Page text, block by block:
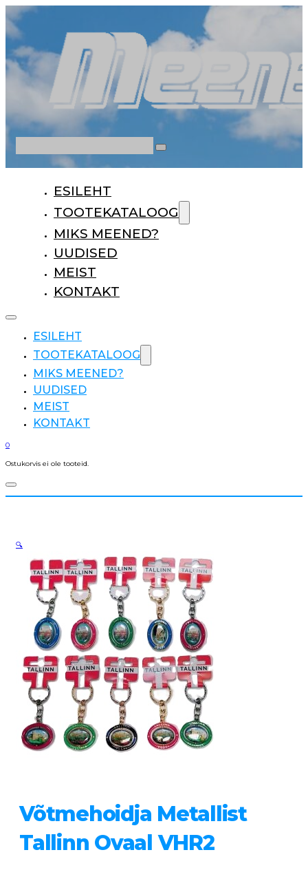
ESILEHT
TOOTEKATALOOG
MIKS MEENED?
UUDISED
MEIST
KONTAKT
ESILEHT
TOOTEKATALOOG
MIKS MEENED?
UUDISED
MEIST
KONTAKT
0
Ostukorvis ei ole tooteid.
Võtmehoidja Metallist
Tallinn Ovaal VHR2
🔍